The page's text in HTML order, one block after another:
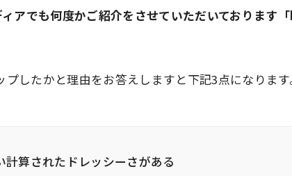
アでも何度かご紹介をさせていただいております
したかと理由をお答えしますと下記3点になります
計算されたドレッシーさがある